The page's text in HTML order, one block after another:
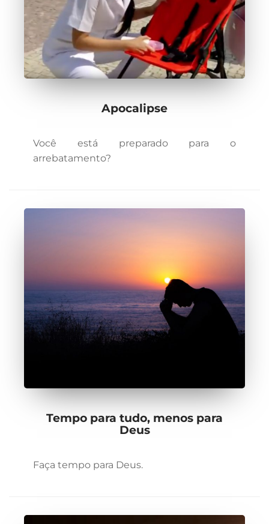
Apocalipse
Você está preparado para o
arrebatamento?
Tempo para tudo, menos para
Deus
Faça tempo para Deus.